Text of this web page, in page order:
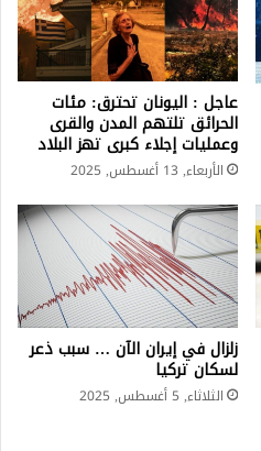
عاجل : اليونان تحترق: مئات
الحرائق تلتهم المدن والقرى
وعمليات إجلاء كبرى تهز البلاد
الأربعاء, 13 أغسطس, 2025
زلزال في إيران الآن … سبب ذعر
لسكان تركيا
الثلاثاء, 5 أغسطس, 2025